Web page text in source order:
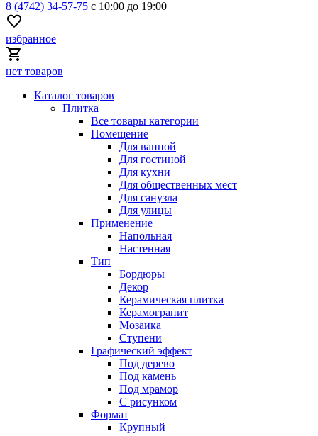
8 (4742) 34-57-75 с 10:00 до 19:00
избранное
нет товаров
Каталог товаров
Плитка
Все товары категории
Помещение
Для ванной
Для гостиной
Для кухни
Для общественных мест
Для санузла
Для улицы
Применение
Напольная
Настенная
Тип
Бордюры
Декор
Керамическая плитка
Керамогранит
Мозаика
Ступени
Графический эффект
Под дерево
Под камень
Под мрамор
С рисунком
Формат
Крупный